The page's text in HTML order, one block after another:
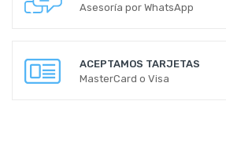
Asesoría por WhatsApp
ACEPTAMOS TARJETAS
MasterCard o Visa